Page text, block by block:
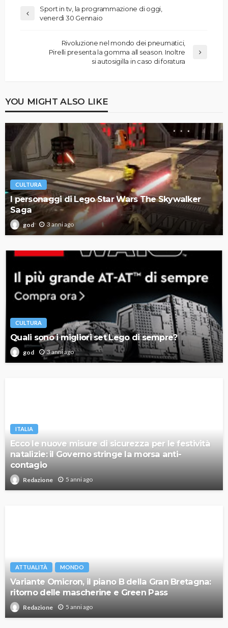
Sport in tv, la programmazione di oggi,
venerdì 30 Gennaio
Rivoluzione nel mondo dei pneumatici,
Pirelli presenta la gomma all season. Inoltre
si autosigilla in caso di foratura
YOU MIGHT ALSO LIKE
CULTURA
I personaggi di Lego Star Wars The Skywalker
Saga
god 3 anni ago
CULTURA
Quali sono i migliori set Lego di sempre?
god 3 anni ago
ITALIA
Ecco le nuove misure di sicurezza per le festività
natalizie: il Governo stringe la morsa anti-
contagio
Redazione 5 anni ago
ATTUALITÀ MONDO
Variante Omicron, il piano B della Gran Bretagna:
ritorno delle mascherine e Green Pass
Redazione 5 anni ago